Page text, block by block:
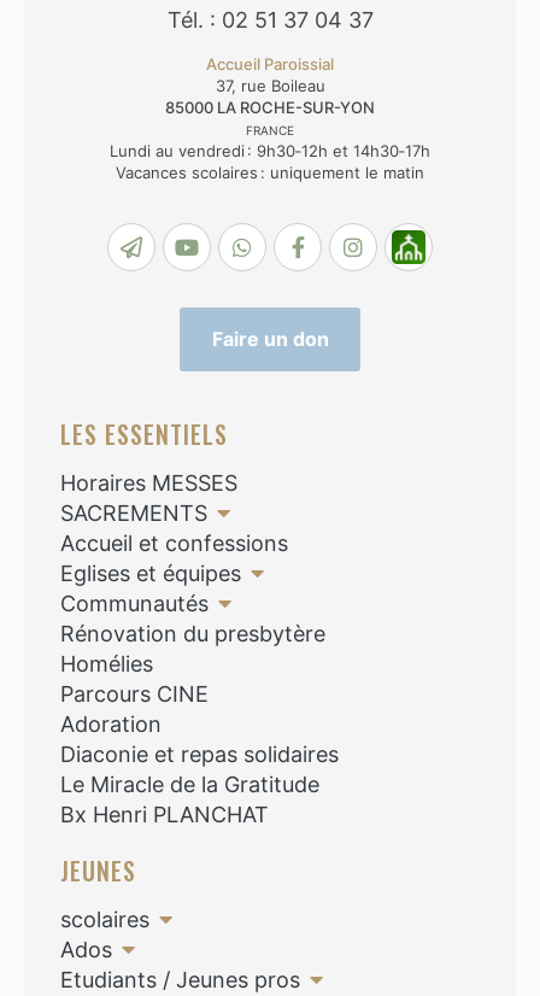
Tél. : 02 51 37 04 37
Accueil Paroissial
37, rue Boileau
85000 LA ROCHE-SUR-YON
FRANCE
Lundi au vendredi : 9h30‑12h et 14h30‑17h
Vacances scolaires : uniquement le matin
Faire un don
LES ESSENTIELS
Horaires MESSES
SACREMENTS
Accueil et confessions
Eglises et équipes
Communautés
Rénovation du presbytère
Homélies
Parcours CINE
Adoration
Diaconie et repas solidaires
Le Miracle de la Gratitude
Bx Henri PLANCHAT
JEUNES
scolaires
Ados
Etudiants / Jeunes pros